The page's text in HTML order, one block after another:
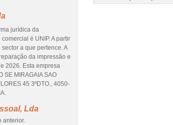
jurídica da
é UNIP. A partir
a que pertence. A
da impressão e
2026. Esta empresa
SE MIRAGAIA SAO
45 3ºDTO., 4050-
Lda
anterior.